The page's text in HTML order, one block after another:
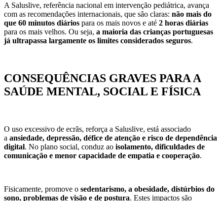
A Saluslive, referência nacional em intervenção pediátrica, avança
com as recomendações internacionais, que são claras: não mais do
que 60 minutos diários para os mais novos e até 2 horas diárias
para os mais velhos. Ou seja, a maioria das crianças portuguesas
já ultrapassa largamente os limites considerados seguros.
CONSEQUÊNCIAS GRAVES PARA A
SAÚDE MENTAL, SOCIAL E FÍSICA
O uso excessivo de ecrãs, reforça a Saluslive, está associado
a ansiedade, depressão, défice de atenção e risco de dependência
digital. No plano social, conduz ao isolamento, dificuldades de
comunicação e menor capacidade de empatia e cooperação.
Fisicamente, promove o sedentarismo, a obesidade, distúrbios do
sono, problemas de visão e de postura. Estes impactos são